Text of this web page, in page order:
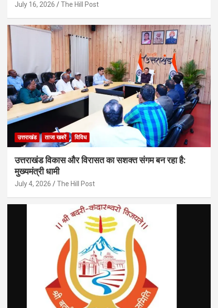
July 16, 2026 The Hill Post
उत्तराखंड ताजा खबरें विविध
उत्तराखंड विकास और विरासत का सशक्त संगम बन रहा है:
मुख्यमंत्री धामी
July 4, 2026 The Hill Post